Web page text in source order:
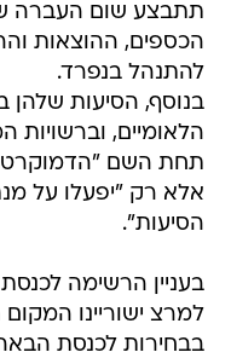
תתבצע שום העברה של
הכספים, ההוצאות
להתנהל בנפרד.
בנוסף, הסיעות
הלאומיים, וברשויות
תחת השם
אלא רק "יפעלו על
הסיעות".
בעניין הרשימה
בבחירות לכנסת